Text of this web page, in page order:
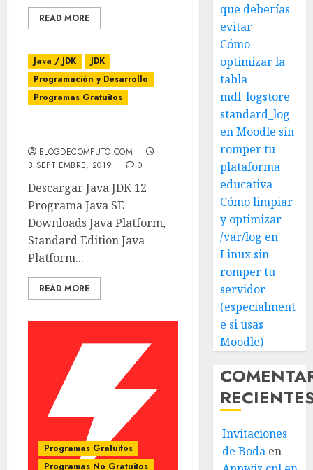
READ MORE
Java / JDK
JDK
Programación y Desarrollo
Programas Gratuitos
BLOGDECOMPUTO.COM
3 SEPTIEMBRE, 2019
0
Descargar Java JDK 12
Programa Java SE
Downloads Java Platform,
Standard Edition Java
Platform...
READ MORE
Programas Gratuitos
Programas No Gratuitos
que deberías
evitar
Cómo
optimizar la
tabla
mdl_logstore_
standard_log
en Moodle sin
romper tu
plataforma
educativa
Cómo limpiar
y optimizar
/var/log en
Linux sin
romper tu
servidor
(especialment
e si usas
Moodle)
Invitaciones
de Boda en